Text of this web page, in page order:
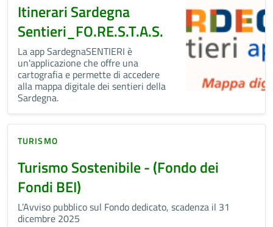
Itinerari Sardegna
Sentieri_FO.RE.S.T.A.S.
La app SardegnaSENTIERI è
un'applicazione che offre una
cartografia e permette di accedere
alla mappa digitale dei sentieri della
Sardegna.
TURISMO
Turismo Sostenibile - (Fondo dei
Fondi BEI)
L’Avviso pubblico sul Fondo dedicato, scadenza il 31
dicembre 2025